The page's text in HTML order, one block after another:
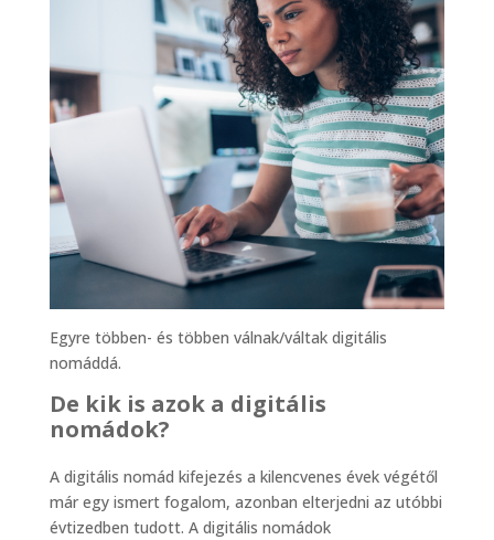
Egyre többen- és többen válnak/váltak digitális
nomáddá.
De kik is azok a digitális
nomádok?
A digitális nomád kifejezés a kilencvenes évek végétől
már egy ismert fogalom, azonban elterjedni az utóbbi
évtizedben tudott. A digitális nomádok